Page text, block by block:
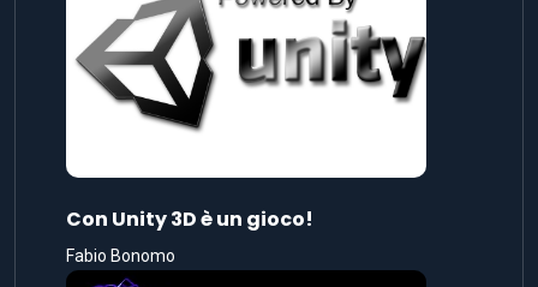
Con Unity 3D è un gioco!
Fabio Bonomo